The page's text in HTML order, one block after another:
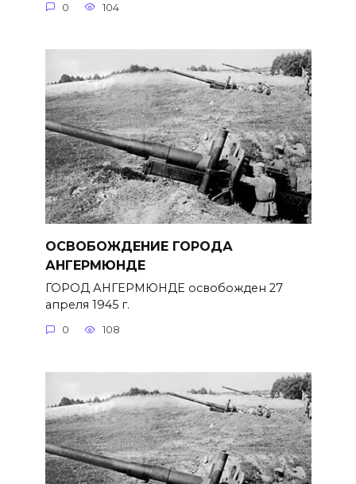
0 104
ОСВОБОЖДЕНИЕ ГОРОДА
АНГЕРМЮНДЕ
ГОРОД АНГЕРМЮНДЕ освобожден 27
апреля 1945 г.
0 108